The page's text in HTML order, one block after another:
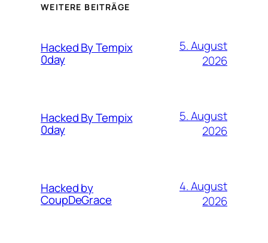
WEITERE BEITRÄGE
Hacked By Tempix
0day
5. August
2026
Hacked By Tempix
0day
5. August
2026
Hacked by
CoupDeGrace
4. August
2026